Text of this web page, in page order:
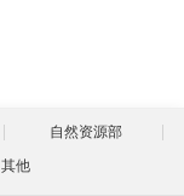
自然资源部
其他